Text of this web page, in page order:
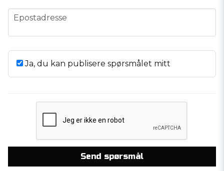
email
Epostadresse
Ja, du kan publisere spørsmålet mitt
Send spørsmål